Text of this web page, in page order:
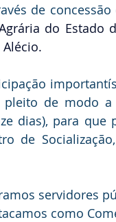
de
do Estado
de modo
dias), para que
de
servidores
como